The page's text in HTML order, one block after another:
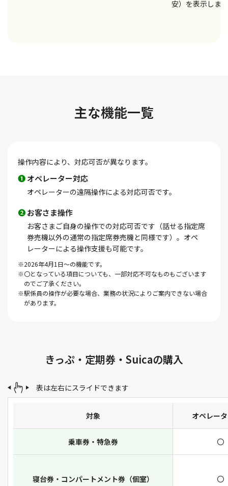
安）を表示しま
主な機能一覧
操作内容により、対応可否が異なります。
❶オペレーター対応
オペレーターの遠隔操作による対応可否です。
❷お客さま操作
お客さまご自身の操作での対応可否です（話せる指定席
券売機以外の通常の指定席券売機と同様です）。オペ
レーターによる操作支援も可能です。
※2026年4月1日～の機能です。
※〇となっている項目についても、一部対応不可なものもございます
のでご了承ください。
※駅係員の操作が必要な場合、業務の状況によりご案内できない場合
があります。
きっぷ・定期券・Suicaの購入
表は左右にスライドできます
対象 オペレー
乗車券・特急券 〇
寝台券・コンパートメント券（個室） 〇